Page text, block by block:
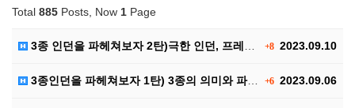
Total 885 Posts, Now 1 Page
+82023.09.10
3종 인던을 파헤쳐보자 2탄)극한 인던, 프레야 인던,…
+62023.09.06
3종인던을 파헤쳐보자 1탄) 3종의 의미와 파티구성, …